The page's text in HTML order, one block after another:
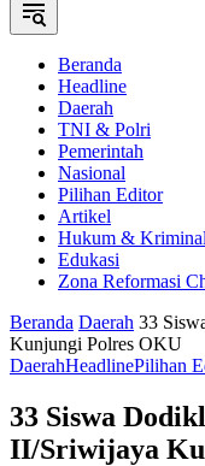
Beranda
Headline
Daerah
TNI & Polri
Pemerintah
Nasional
Pilihan Editor
Artikel
Hukum & Kriminal
Edukasi
Zona Reformasi
Beranda Daerah 33
Kunjungi Polres OKU
DaerahHeadlinePilihan
33 Siswa
II/Sriwijaya